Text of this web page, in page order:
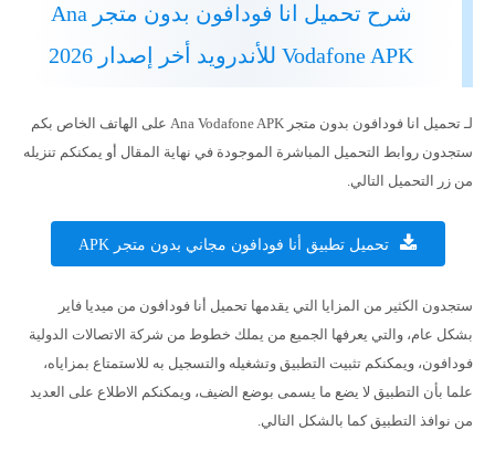
شرح تحميل انا فودافون بدون متجر Ana
Vodafone APK للأندرويد أخر إصدار 2026
لـ تحميل انا فودافون بدون متجر Ana Vodafone APK على الهاتف الخاص بكم
ستجدون روابط التحميل المباشرة الموجودة في نهاية المقال أو يمكنكم تنزيله
من زر التحميل التالي.
تحميل تطبيق أنا فودافون مجاني بدون متجر APK
ستجدون الكثير من المزايا التي يقدمها تحميل أنا فودافون من ميديا فاير
بشكل عام، والتي يعرفها الجميع من يملك خطوط من شركة الاتصالات الدولية
فودافون، ويمكنكم تثبيت التطبيق وتشغيله والتسجيل به للاستمتاع بمزاياه،
علما بأن التطبيق لا يضع ما يسمى بوضع الضيف، ويمكنكم الاطلاع على العديد
من نوافذ التطبيق كما بالشكل التالي.